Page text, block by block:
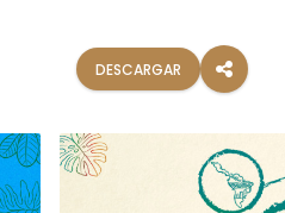
DESCARGAR